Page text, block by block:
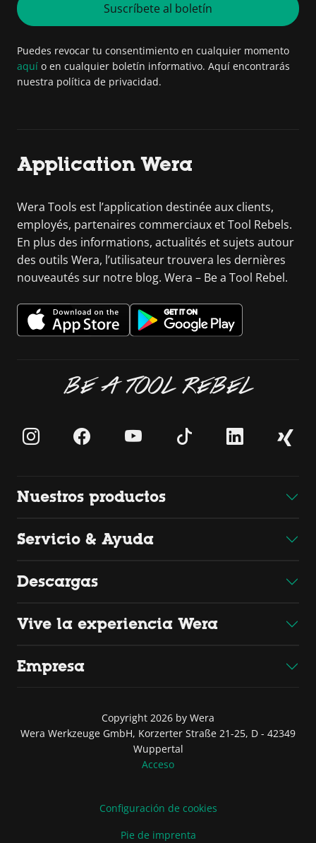
Suscríbete al boletín
Puedes revocar tu consentimiento en cualquier momento
aquí o en cualquier boletín informativo. Aquí encontrarás
nuestra política de privacidad.
Application Wera
Wera Tools est l’application destinée aux clients,
employés, partenaires commerciaux et Tool Rebels.
En plus des informations, actualités et sujets autour
des outils Wera, l’utilisateur trouvera les dernières
nouveautés sur notre blog. Wera – Be a Tool Rebel.
BE A TOOL REBEL
Nuestros productos
Servicio & Ayuda
Descargas
Vive la experiencia Wera
Empresa
Copyright 2026 by Wera
Wera Werkzeuge GmbH, Korzerter Straße 21-25, D - 42349
Wuppertal
Acceso
Configuración de cookies
Pie de imprenta